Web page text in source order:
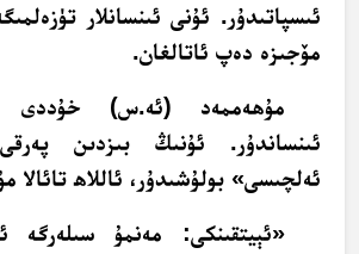
ئىسپاتىدۇر. ئۇنى ئىنسانلار
مۆجىزە دەپ ئاتالغان.
مۇھەممەد (ئە.س) خۇددى
ئىنساندۇر. ئۇنىڭ بىزدىن
ئەلچىسى» بولۇشىدۇر، ئاللاھ تائالا
«ئېيتقىنكى: مەنمۇ سىلەرگە